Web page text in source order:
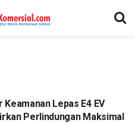
Keamanan Lepas E4 EV
Perlindungan Maksimal